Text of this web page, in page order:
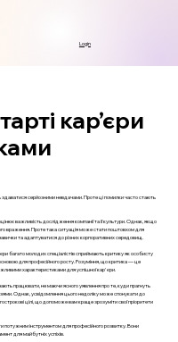
Login
кар’єри
серйозними невдачами. Проте ці помилки часто стають
важливість дослідження компанії та її культури. Однак, якщо
враження. Проте така ситуація може стати поштовхом для
та адаптуватися до різних корпоративних середовищ.
багато молодих спеціалістів сприймають критику як особисту
для професійного росту. Розуміння, що критика — це
характеристиками для успішної кар'єри.
працювати, не маючи ясного уявлення про те, куди прагнуть
Однак, усвідомлення цього недоліку може спонукати до
цілі, що допоможе вам краще зрозуміти свої пріоритети
потужним інструментом для професійного розвитку. Вони
для майбутніх успіхів.